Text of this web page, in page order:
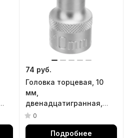
74 руб.
Головка торцевая, 10
мм,
двенадцатигранная,
CrV, под квадрат 1/2,
хромированная Stels
0
Подробнее